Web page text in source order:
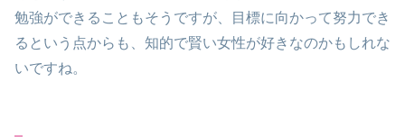
勉強ができることもそうですが、目標に向かって努力でき
るという点からも、知的で賢い女性が好きなのかもしれな
いですね。